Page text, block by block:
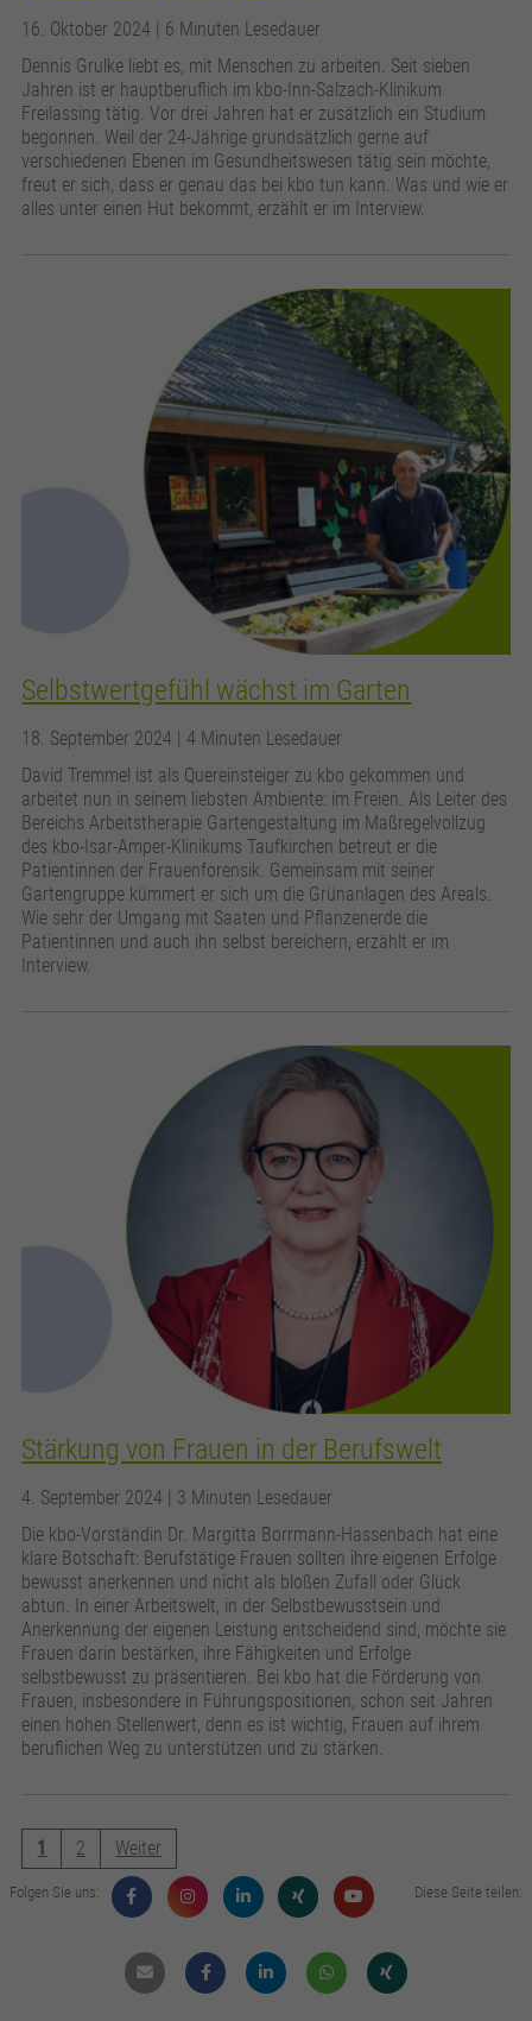
16. Oktober 2024 | 6 Minuten Lesedauer
Dennis Grulke liebt es, mit Menschen zu arbeiten. Seit sieben
Jahren ist er hauptberuflich im kbo-Inn-Salzach-Klinikum
Freilassing tätig. Vor drei Jahren hat er zusätzlich ein Studium
begonnen. Weil der 24-Jährige grundsätzlich gerne auf
verschiedenen Ebenen im Gesundheitswesen tätig sein möchte,
freut er sich, dass er genau das bei kbo tun kann. Was und wie er
alles unter einen Hut bekommt, erzählt er im Interview.
Selbstwertgefühl wächst im Garten
18. September 2024 | 4 Minuten Lesedauer
David Tremmel ist als Quereinsteiger zu kbo gekommen und
arbeitet nun in seinem liebsten Ambiente: im Freien. Als Leiter des
Bereichs Arbeitstherapie Gartengestaltung im Maßregelvollzug
des kbo-Isar-Amper-Klinikums Taufkirchen betreut er die
Patientinnen der Frauenforensik. Gemeinsam mit seiner
Gartengruppe kümmert er sich um die Grünanlagen des Areals.
Wie sehr der Umgang mit Saaten und Pflanzenerde die
Patientinnen und auch ihn selbst bereichern, erzählt er im
Interview.
Stärkung von Frauen in der Berufswelt
4. September 2024 | 3 Minuten Lesedauer
Die kbo-Vorständin Dr. Margitta Borrmann-Hassenbach hat eine
klare Botschaft: Berufstätige Frauen sollten ihre eigenen Erfolge
bewusst anerkennen und nicht als bloßen Zufall oder Glück
abtun. In einer Arbeitswelt, in der Selbstbewusstsein und
Anerkennung der eigenen Leistung entscheidend sind, möchte sie
Frauen darin bestärken, ihre Fähigkeiten und Erfolge
selbstbewusst zu präsentieren. Bei kbo hat die Förderung von
Frauen, insbesondere in Führungspositionen, schon seit Jahren
einen hohen Stellenwert, denn es ist wichtig, Frauen auf ihrem
beruflichen Weg zu unterstützen und zu stärken.
1 2 Weiter
Folgen Sie uns: Diese Seite teilen:
Mail FacebookLinkdin WhatsappXing